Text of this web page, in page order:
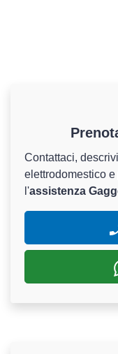
Contattaci,
elettrodomestico
l'assistenza